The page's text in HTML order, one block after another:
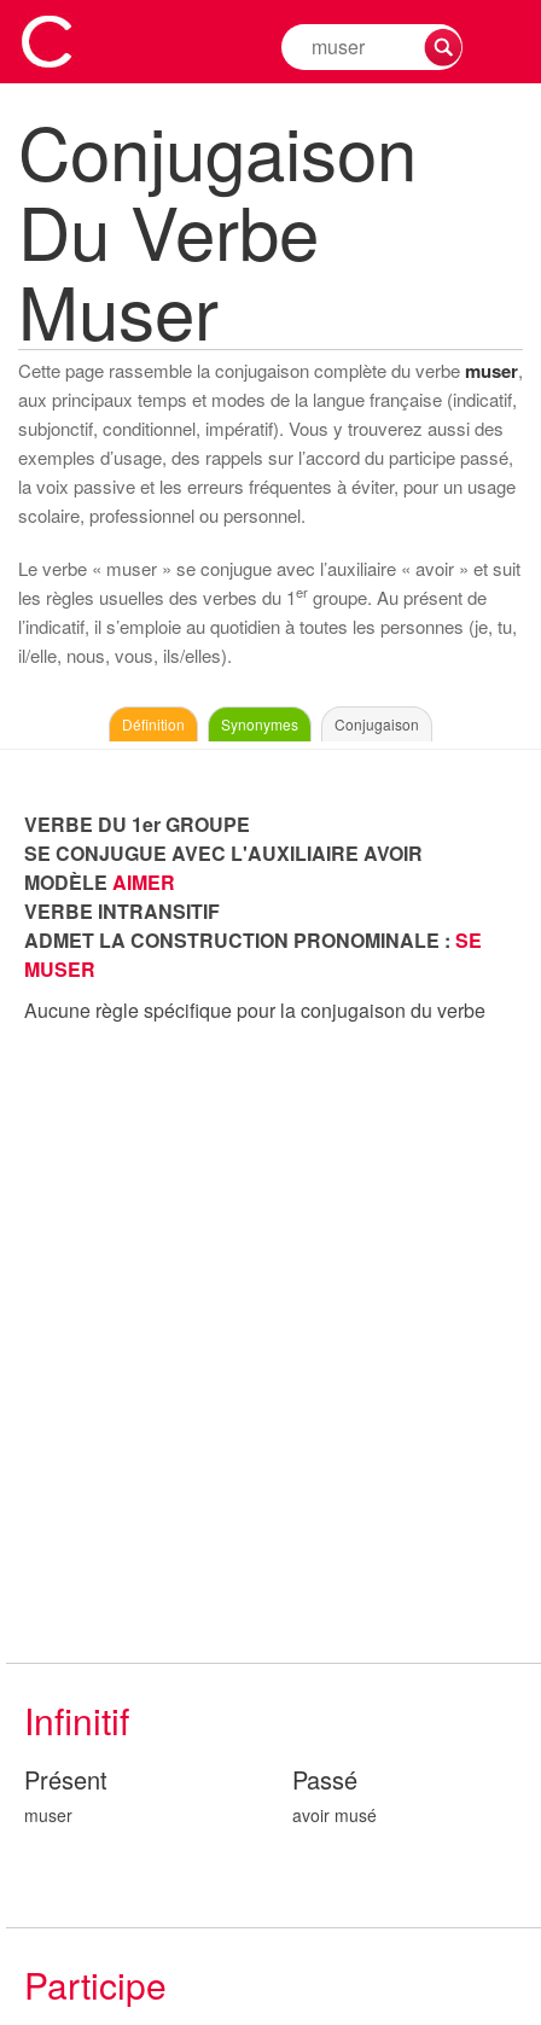
Rechercher
la
d'un
verbe
Conjugaison
Du Verbe
Muser
Cette page rassemble la conjugaison complète du verbe muser,
aux principaux temps et modes de la langue française (indicatif,
subjonctif, conditionnel, impératif). Vous y trouverez aussi des
exemples d’usage, des rappels sur l’accord du participe passé,
la voix passive et les erreurs fréquentes à éviter, pour un usage
scolaire, professionnel ou personnel.
Le verbe « muser » se conjugue avec l’auxiliaire « avoir » et suit
les règles usuelles des verbes du 1er groupe. Au présent de
l’indicatif, il s’emploie au quotidien à toutes les personnes (je, tu,
il/elle, nous, vous, ils/elles).
Définition Synonymes Conjugaison
VERBE DU 1er GROUPE
SE CONJUGUE AVEC L'AUXILIAIRE AVOIR
MODÈLE AIMER
VERBE INTRANSITIF
ADMET LA CONSTRUCTION PRONOMINALE : SE
MUSER
Aucune règle spécifique pour la conjugaison du verbe
Infinitif
Présent
muser
Passé
avoir musé
Participe